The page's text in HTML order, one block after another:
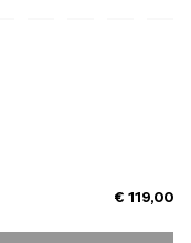
€ 119,00